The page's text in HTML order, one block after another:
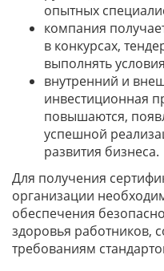
опытных
компания
в конкурсах,
выполнять
внутренний и
инвестиционная
повышаются,
успешной
развития бизнеса.
Для получения
организации
обеспечения
здоровья работников,
требованиям